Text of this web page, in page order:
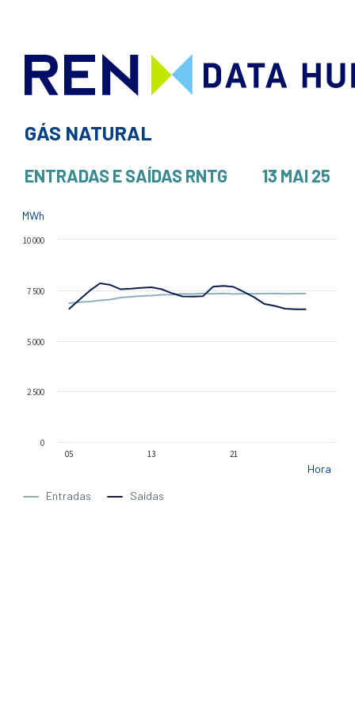
GÁS NATURAL
ENTRADAS E SAÍDAS RNTG 13 MAI 25
Hora
MWh
05 13 21
0
2 500
5 000
7 500
10 000
Entradas Saídas